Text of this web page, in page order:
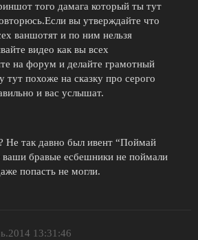
того дамага который ты тут
вы утверждайте что
ваншотят и по ним нельзя
видео как вы всех
на форум и делайте грамотный
похоже на сказку про серого
и вас услышат.
Не так давно был ивент “Поймай
ваши бравые есбешники не поймали
попасть не могли.
13:31:46